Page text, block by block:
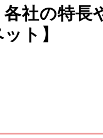
社の特長
ト】